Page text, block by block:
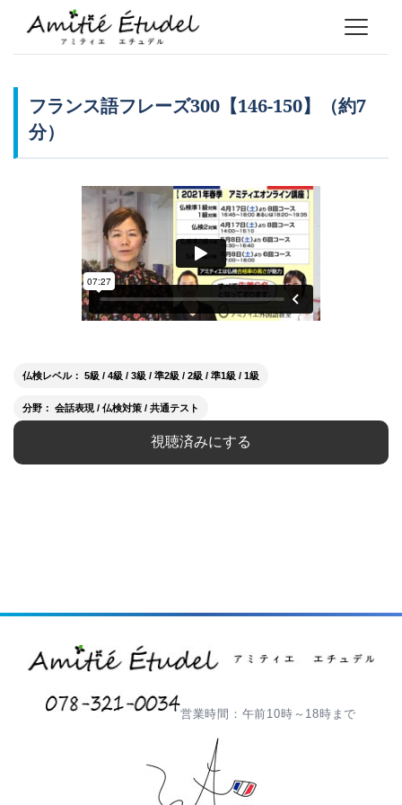
フランス語フレーズ300【146-150】（約7
分）
仏検レベル： 5級 / 4級 / 3級 / 準2級 / 2級 / 準1級 / 1級
分野： 会話表現 / 仏検対策 / 共通テスト
視聴済みにする
営業時間：午前10時～18時まで